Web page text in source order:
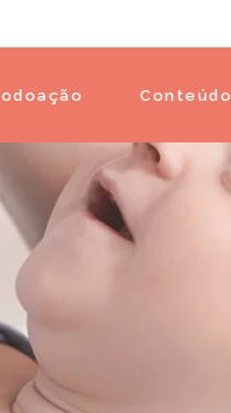
Conteúdo